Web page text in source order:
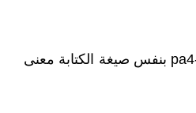
الكهنة بوصفهم اطباء في البداءة كان لهم الشأن الاكبر وربما هم من باتوا يتولون الزعامة الاجتماعية السياسية في فجر الملكية الخاصة. لذات كلمة pa4-šeš بنفس صيغة الكتابة معنى